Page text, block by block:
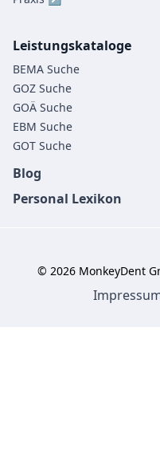
Leistungskataloge
BEMA Suche
GOZ Suche
GOÄ Suche
EBM Suche
GOT Suche
Blog
Personal Lexikon
© 2026 MonkeyDent